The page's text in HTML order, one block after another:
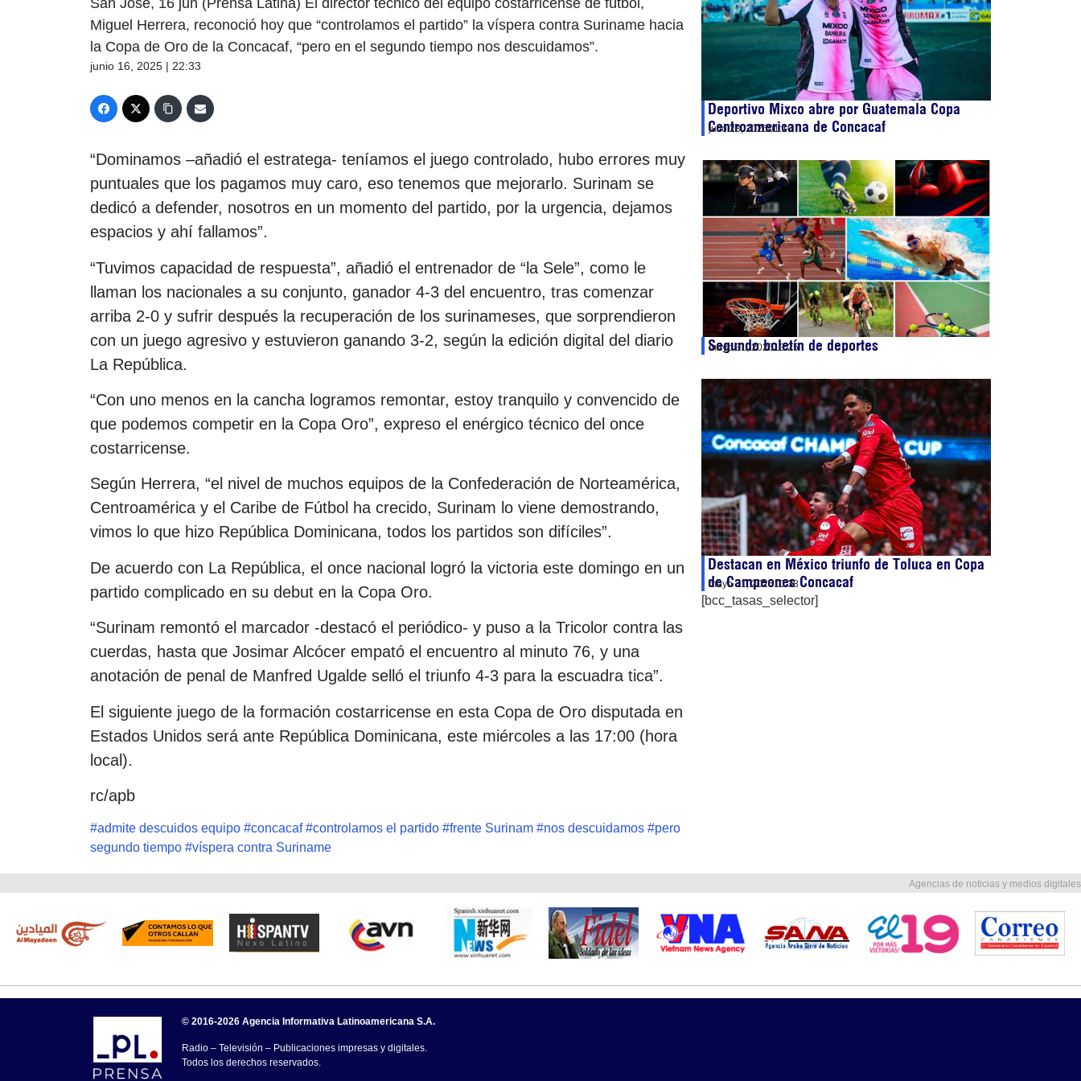
San José, 16 jun (Prensa Latina) El director técnico del equipo costarricense de fútbol,
Miguel Herrera, reconoció hoy que “controlamos el partido” la víspera contra Suriname hacia
la Copa de Oro de la Concacaf, “pero en el segundo tiempo nos descuidamos”.
junio 16, 2025 | 22:33
“Dominamos –añadió el estratega- teníamos el juego controlado, hubo errores muy
puntuales que los pagamos muy caro, eso tenemos que mejorarlo. Surinam se
dedicó a defender, nosotros en un momento del partido, por la urgencia, dejamos
espacios y ahí fallamos”.
“Tuvimos capacidad de respuesta”, añadió el entrenador de “la Sele”, como le
llaman los nacionales a su conjunto, ganador 4-3 del encuentro, tras comenzar
arriba 2-0 y sufrir después la recuperación de los surinameses, que sorprendieron
con un juego agresivo y estuvieron ganando 3-2, según la edición digital del diario
La República.
“Con uno menos en la cancha logramos remontar, estoy tranquilo y convencido de
que podemos competir en la Copa Oro”, expreso el enérgico técnico del once
costarricense.
Según Herrera, “el nivel de muchos equipos de la Confederación de Norteamérica,
Centroamérica y el Caribe de Fútbol ha crecido, Surinam lo viene demostrando,
vimos lo que hizo República Dominicana, todos los partidos son difíciles”.
De acuerdo con La República, el once nacional logró la victoria este domingo en un
partido complicado en su debut en la Copa Oro.
“Surinam remontó el marcador -destacó el periódico- y puso a la Tricolor contra las
cuerdas, hasta que Josimar Alcócer empató el encuentro al minuto 76, y una
anotación de penal de Manfred Ugalde selló el triunfo 4-3 para la escuadra tica”.
El siguiente juego de la formación costarricense en esta Copa de Oro disputada en
Estados Unidos será ante República Dominicana, este miércoles a las 17:00 (hora
local).
rc/apb
#admite descuidos equipo #concacaf#controlamos el partido #frente Surinam #nos descuidamos #pero
segundo tiempo #víspera contra Suriname
Deportivo Mixco abre por Guatemala Copa
Centroamericana de Concacaf
julio 28, 202601:10
Segundo boletín de deportes
mayo 31, 202613:25
Destacan en México triunfo de Toluca en Copa
de Campeones Concacaf
mayo 31, 202610:38
[bcc_tasas_selector]
Agencias de noticias y medios digitales
© 2016-2026 Agencia Informativa Latinoamericana S.A.
Radio – Televisión – Publicaciones impresas y digitales.
Todos los derechos reservados.